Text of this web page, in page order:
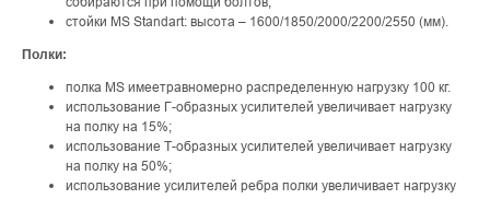
стойки MS Standart: высота – 1600/1850/2000/2200/2550 (мм).
Полки:
полка MS имеетравномерно распределенную нагрузку 100 кг.
использование Г-образных усилителей увеличивает нагрузку
на полку на 15%;
использование Т-образных усилителей увеличивает нагрузку
на полку на 50%;
использование усилителей ребра полки увеличивает нагрузку